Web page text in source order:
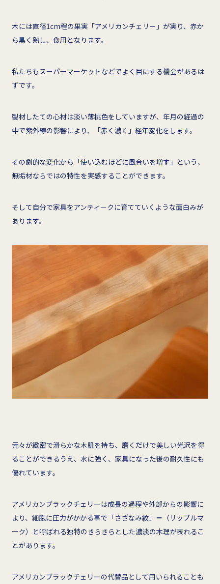
木には直径1cm程の果実「アメリカンチェリー」が実り、赤か
ら黒く熟し、食用となります。
私たちもスーパーマーケットなどでよく目にする機会があるは
ずです。
製材したての心材は淡い薄桃色をしていますが、年月の経過の
中で紫外線の影響により、「赤く濃く」経年変化をします。
その劇的な変化から「使い込むほどに風合いを増す」という、
無垢材ならではの特性を実感することができます。
そして自分で家具をアンティークに育てていくような面白みが
あります。
元々が緻密で滑らかな木肌を持ち、磨くだけで美しい光沢を得
ることができるうえ、水に強く、家具になった後の耐久性にも
優れています。
アメリカンブラックチェリーは成長の過程や外部からの影響に
より、細胞に圧力がかかる事で「さざなみ紋」＝（リップルマ
ーク）と呼ばれる独特のきらきらとした濃淡の木理が表れるこ
とがあります。
アメリカンブラックチェリーの代替品として用いられることも